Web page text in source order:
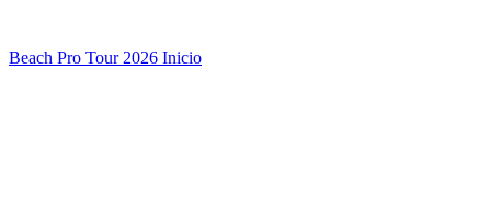
Beach Pro Tour 2026 Inicio